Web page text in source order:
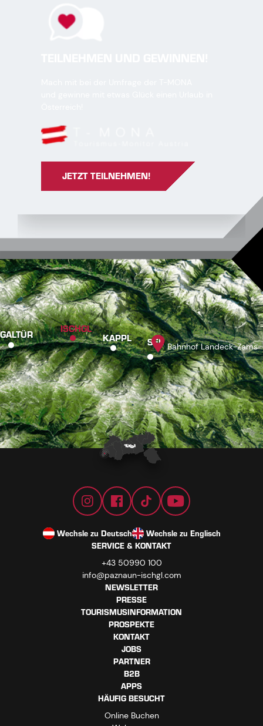
JETZT TEILNEHMEN!
GALTÜR ISCHGL
KAPPL SEE Bahnhof Landeck-Zams
Wechsle zu Deutsch
Wechsle zu Englisch
SERVICE & KONTAKT
+43 50990 100
info@paznaun-ischgl.com
NEWSLETTER
PRESSE
TOURISMUSINFORMATION
PROSPEKTE
KONTAKT
JOBS
PARTNER
B2B
APPS
HÄUFIG BESUCHT
Online Buchen